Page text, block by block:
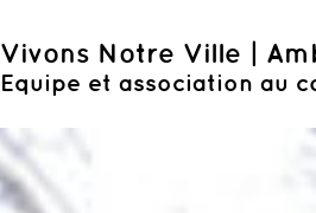
Vivons Notre Ville |
Equipe et association au